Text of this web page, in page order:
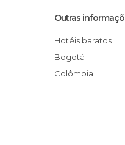
Eco Green Hostel
La Playa Hotel
Masaya Hostel
Hotel Radisson
Outras
Hotéis baratos
Bogotá
Colômbia